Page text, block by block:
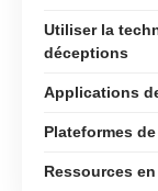
Utiliser la
déceptions
Applications
Plateformes
Ressources